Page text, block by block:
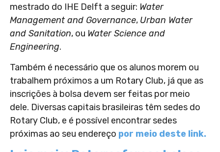
mestrado do IHE Delft a seguir: Water
Management and Governance, Urban Water
and Sanitation, ou Water Science and
Engineering.
Também é necessário que os alunos morem ou
trabalhem próximos a um Rotary Club, já que as
inscrições à bolsa devem ser feitas por meio
dele. Diversas capitais brasileiras têm sedes do
Rotary Club, e é possível encontrar sedes
próximas ao seu endereço por meio deste link.